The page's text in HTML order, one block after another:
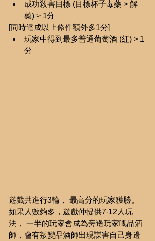
成功殺害目標 (目標杯子毒藥 > 解
藥) > 1分
[同時達成以上條件額外多1分]
玩家中得到最多普通葡萄酒 (紅) > 1
分
遊戲共進行3輪， 最高分的玩家獲勝。
如果人數夠多，遊戲仲提供7-12人玩
法， 一半的玩家會成為旁邊玩家嘅品酒
師，會有叛變品酒師出現謀害自己身邊